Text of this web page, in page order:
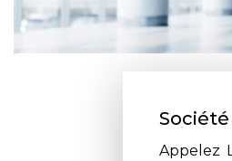
Appelez